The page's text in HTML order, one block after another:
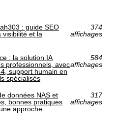
: guide SEO
visibilité et la
374
affichages
: la solution IA
professionnels, avec
support humain en
spécialisés
584
affichages
données NAS et
bonnes pratiques
approche
317
affichages